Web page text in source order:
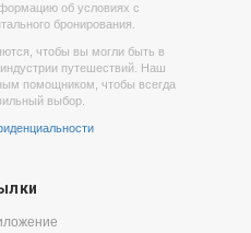
об условиях с
бронирования.
чтобы вы могли быть в
путешествий. Наш
помощником, чтобы всегда
выбор.